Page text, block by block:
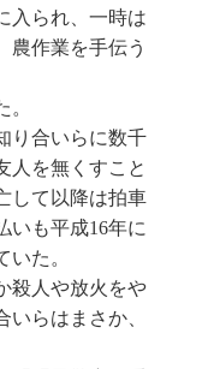
入られ、一時は
農作業を手伝う
り合いらに数千
人を無くすこと
して以降は拍車
いも平成16年に
いた。
殺人や放火をや
らはまさか、